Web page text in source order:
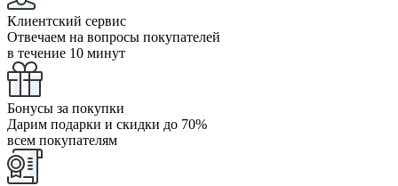
Клиентский сервис
Отвечаем на вопросы покупателей
в течение 10 минут
Бонусы за покупки
Дарим подарки и скидки до 70%
всем покупателям